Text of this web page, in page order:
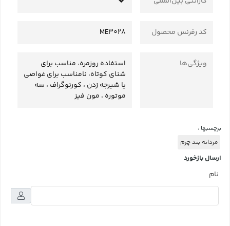
کد رفرنس محصول ME3028
ویژگی‌ها
استفاده روزمره، مناسب برای
شنای کوتاه، نامناسب برای غواصی
یا شیرجه زدن ، کورنوگراف ، سه
موتوره ، مون فیز
برچسبها :
مردانه بند چرم
ارسال بازخورد
نام